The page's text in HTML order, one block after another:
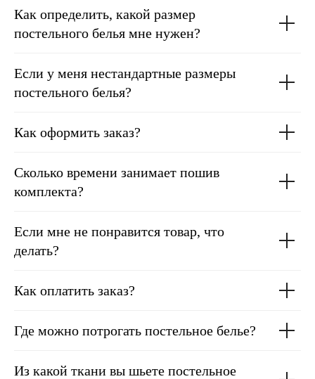
Как определить, какой размер
постельного белья мне нужен?
Если у меня нестандартные размеры
постельного белья?
Как оформить заказ?
Сколько времени занимает пошив
комплекта?
Если мне не понравится товар, что
делать?
Как оплатить заказ?
Где можно потрогать постельное белье?
Из какой ткани вы шьете постельное